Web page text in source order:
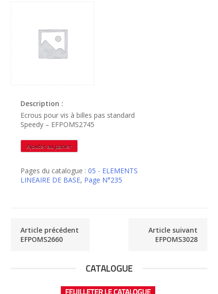
Description :
Ecrous pour vis à billes pas standard
Speedy – EFPOMS2745
quantité
de
Ajouter au panier
Pages du catalogue :05 - ELEMENTS
LINEAIRE DE BASE, Page N°235
Article précédent
EFPOMS2660
Article suivant
EFPOMS3028
CATALOGUE